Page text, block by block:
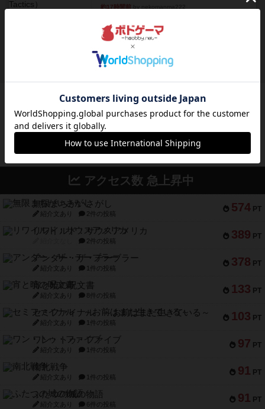
約17時間前
ヘックメック
サイコロゲームです1から5までの数字と芋虫がか
かれたダイス。これを振っ...
約19時間前by みいやん
ボドゲーマのアプリ版はこちら
アクセス数 急上昇中
574 PT
無限まちがいさがし
紹介文あり 2件の投稿
389 PT
リワイルド：サウスアメリカ
2件の投稿
378 PT
アンダー・ザ・テーブラー
紹介文あり 1件の投稿
133 PT
宵と暁の呪文書
紹介文あり 8件の投稿
103 PT
セミファイナル ～お前はまだ生きている～
紹介文あり 1件の投稿
97 PT
ワン・トゥ・ファイブ
紹介文あり 1件の投稿
91 PT
南北戦争
紹介文あり 1件の投稿
91 PT
ふたつの城の物語
紹介文あり 6件の投稿